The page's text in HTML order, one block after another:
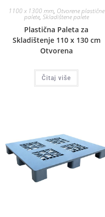
1100 x 1300 mm, Otvorene plastične
palete, Skladištene palete
Plastična Paleta za
Skladištenje 110 x 130 cm
Otvorena
Čitaj više